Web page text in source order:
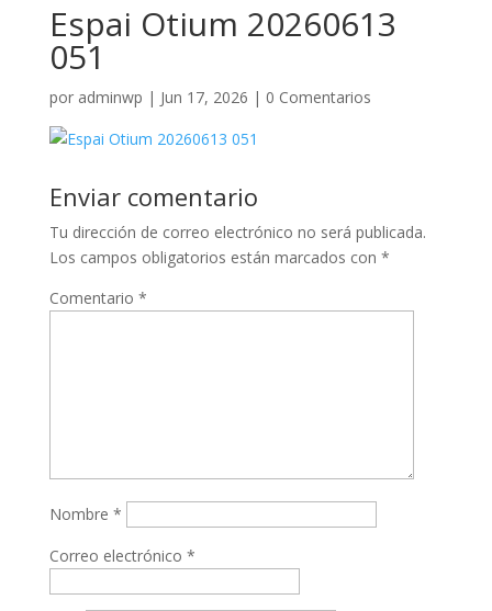
Espai Otium 20260613
051
por adminwp | Jun 17, 2026 | 0 Comentarios
Enviar comentario
Tu dirección de correo electrónico no será publicada.
Los campos obligatorios están marcados con *
Comentario *
Nombre *
Correo electrónico *